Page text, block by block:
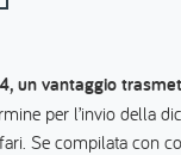
un vantaggio
per l’invio della
Se compilata con